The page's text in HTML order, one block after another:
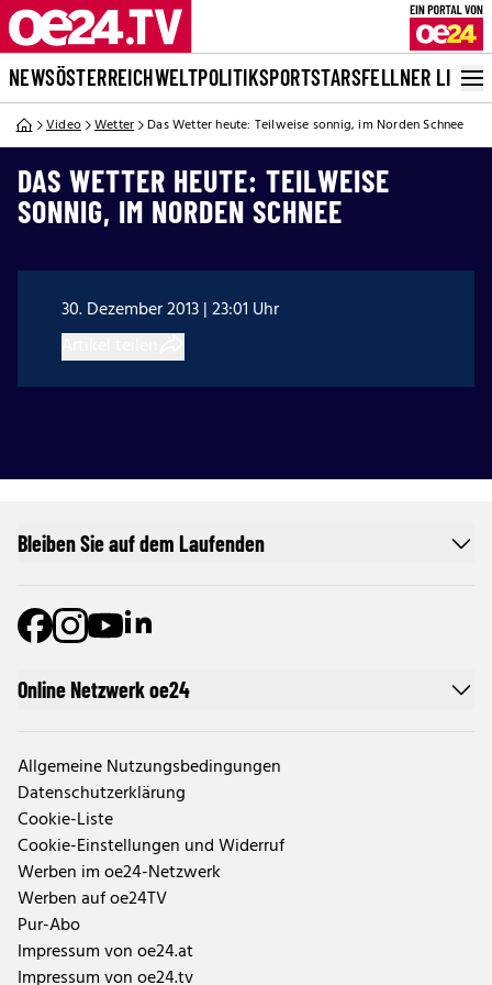
NEWSÖSTERREICHWELTPOLITIKSPORTSTARSFELLNER LIVE
Video Wetter Das Wetter heute: Teilweise sonnig, im Norden Schnee
DAS WETTER HEUTE: TEILWEISE
SONNIG, IM NORDEN SCHNEE
30. Dezember 2013 | 23:01 Uhr
Online Netzwerk oe24
Allgemeine Nutzungsbedingungen
Datenschutzerklärung
Cookie-Liste
Cookie-Einstellungen und Widerruf
Werben im oe24-Netzwerk
Werben auf oe24TV
Pur-Abo
Impressum von oe24.at
Impressum von oe24.tv
Bleiben Sie auf dem Laufenden